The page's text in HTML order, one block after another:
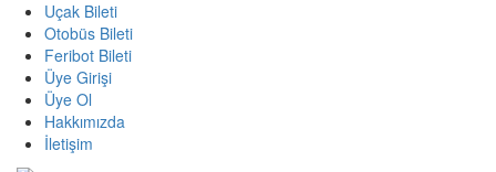
Uçak Bileti
Otobüs Bileti
Feribot Bileti
Üye Girişi
Üye Ol
Hakkımızda
İletişim